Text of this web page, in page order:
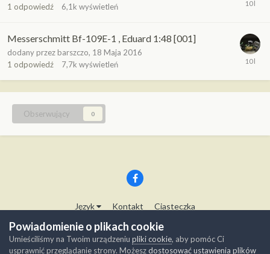
1 odpowiedź 6,1k wyświetleń
Messerschmitt Bf-109E-1 , Eduard 1:48 [001]
dodany przez barszczo, 18 Maja 2016
1 odpowiedź 7,7k wyświetleń
Obserwujący 0
Język Kontakt Ciasteczka
Copyright © Modelwork.pl
Powered by Invision Community
Powiadomienie o plikach cookie
Umieściliśmy na Twoim urządzeniu pliki cookie, aby pomóc Ci
usprawnić przeglądanie strony. Możeszdostosować ustawienia plików